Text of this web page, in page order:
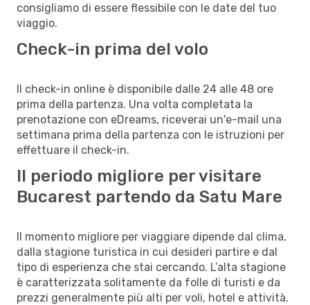
consigliamo di essere flessibile con le date del tuo
viaggio.
Check-in prima del volo
Il check-in online è disponibile dalle 24 alle 48 ore
prima della partenza. Una volta completata la
prenotazione con eDreams, riceverai un'e-mail una
settimana prima della partenza con le istruzioni per
effettuare il check-in.
Il periodo migliore per visitare
Bucarest partendo da Satu Mare
Il momento migliore per viaggiare dipende dal clima,
dalla stagione turistica in cui desideri partire e dal
tipo di esperienza che stai cercando. L’alta stagione
è caratterizzata solitamente da folle di turisti e da
prezzi generalmente più alti per voli, hotel e attività.